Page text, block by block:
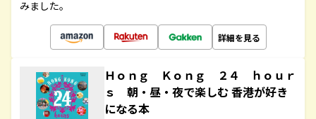
みました。
詳細を見る
Ｈｏｎｇ Ｋｏｎｇ ２４ ｈｏｕｒ
ｓ 朝・昼・夜で楽しむ 香港が好き
になる本